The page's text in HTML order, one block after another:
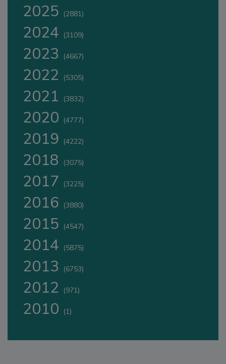
2025 (2881)
2024 (3109)
2023 (4667)
2022 (5305)
2021 (3832)
2020 (4777)
2019 (4222)
2018 (3075)
2017 (3225)
2016 (3880)
2015 (4547)
2014 (5875)
2013 (6753)
2012 (971)
2010 (1)